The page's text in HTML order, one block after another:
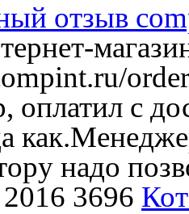
отзыв
оплатил с
надо
3696